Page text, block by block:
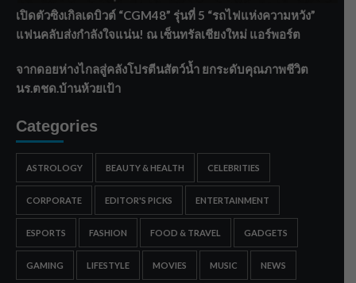
เปิดตัวซิงเกิลเดบิวต์ “CGM48” รุ่นที่ 5 “รถไฟแห่งความหวัง”
แฟนคลับส่งกำลังใจแน่น! ณ เซ็นทรัลเชียงใหม่ แอร์พอร์ต
จากดอยห่างไกลสู่คลังโปรตีนสัตว์น้ำ ยกระดับคุณภาพชีวิต
นร.ตชด.บ้านห้วยเป้า
Categories
ASTROLOGY BEAUTY & HEALTH CELEBRITIES
CORPORATE EDITOR'S PICKS ENTERTAINMENT
ESPORTS FASHION FOOD & TRAVEL GADGETS
GAMING LIFESTYLE MOVIES MUSIC NEWS